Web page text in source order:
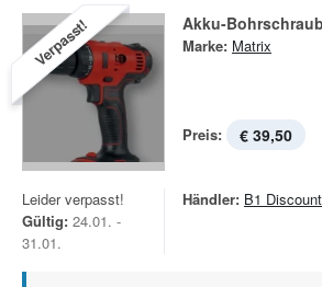
Verpasst! Akku-
Marke: Matrix
Preis: € 39,50
Leider verpasst!
Gültig: 24.01. -
31.01.
Händler: B1